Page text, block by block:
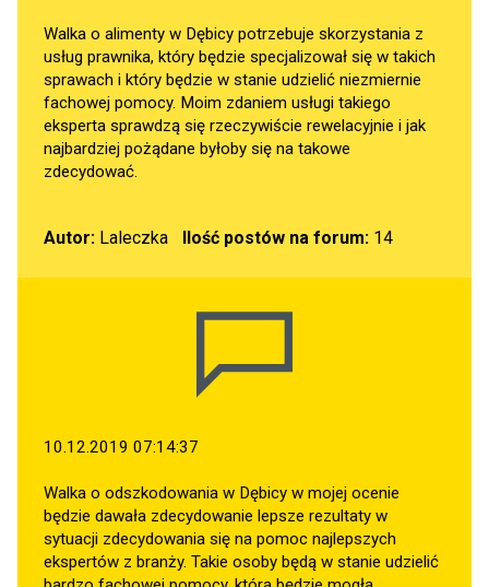
Walka o alimenty w Dębicy potrzebuje skorzystania z
usług prawnika, który będzie specjalizował się w takich
sprawach i który będzie w stanie udzielić niezmiernie
fachowej pomocy. Moim zdaniem usługi takiego
eksperta sprawdzą się rzeczywiście rewelacyjnie i jak
najbardziej pożądane byłoby się na takowe
zdecydować.
Autor: Laleczka Ilość postów na forum:14
10.12.2019 07:14:37
Walka o odszkodowania w Dębicy w mojej ocenie
będzie dawała zdecydowanie lepsze rezultaty w
sytuacji zdecydowania się na pomoc najlepszych
ekspertów z branży. Takie osoby będą w stanie udzielić